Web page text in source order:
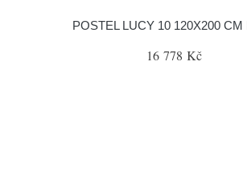
POSTEL LUCY 10 120X200 CM
16 778 Kč